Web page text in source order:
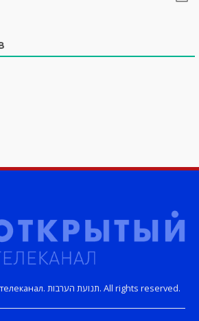
Copyright © Открытый телеканал. תנועת הערבות. All rights reserved.